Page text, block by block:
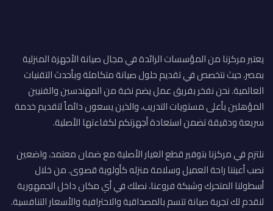
يعتبر مركزنا من المؤسسات الرائدة في مجال صيانة الأجهزة المنزلية
بمصر، حيث نتخصص في تقديم حلول صيانة متكاملة وبأحدث التقنيات
العالمية. نحن نفخر بفريق عمل يضم نخبة من المهندسين والفنيين
المؤهلين بأعلى مستويات التدريب، والذين يسعون دائماً لتقديم خدمة
سريعة ودقيقة تضمن استعادة أجهزتكم لكفاءتها الأصلية.
نلتزم في مركزنا بتوفير قطع الغيار الأصلية مع ضمان معتمد، واضعين
نصب أعيننا راحة العميل وسلامة منزله كأولوية قصوى. من خلال
أسطولنا المتحرك وشبكة فروعنا، نصلك في أي مكان داخل الجمهورية
لنقدم لك تجربة صيانة تتسم بالمصداقية والاحترافية والأسعار التنافسية.